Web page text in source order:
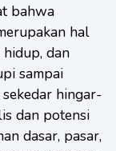
bahwa
hal
dan
sampai
hingar-
dan potensi
dasar, pasar,